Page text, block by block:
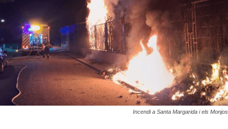
Incendi a Santa Margarida i els Monjos